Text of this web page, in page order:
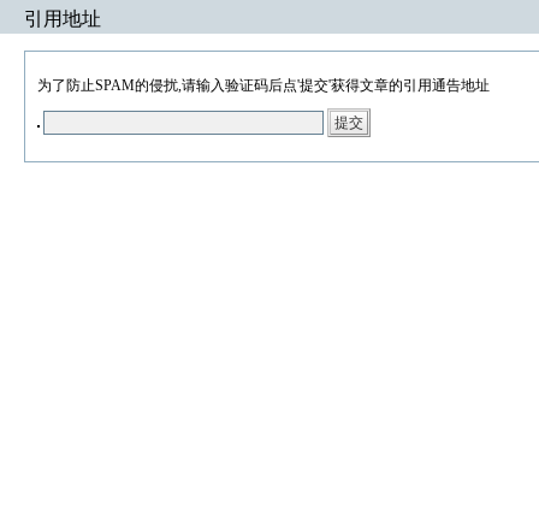
引用地址
为了防止SPAM的侵扰,请输入验证码后点'提交'获得文章的引用通告地址